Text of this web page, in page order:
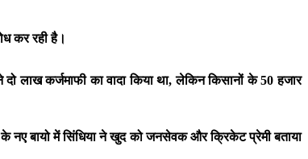
कर रही है।
लाख कर्जमाफी का वादा किया था, लेकिन किसानों के 50 हजार
के नए बायो में सिंधिया ने खुद को जनसेवक और क्रिकेट प्रेमी बताया